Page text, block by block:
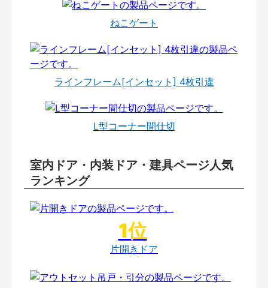
ねこゲート
ラインフレーム[インセット] 4枚引違
L型コーナー間仕切
室内ドア・内装ドア・建具ページ人気
ランキング
片開きドア